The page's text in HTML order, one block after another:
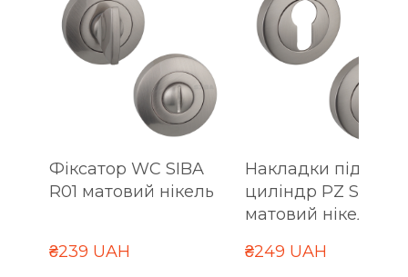
Фіксатор WC SIBA
R01 матовий нікель
₴239 UAH
Накладки під
циліндр PZ SIBA
матовий нікель
₴249 UAH